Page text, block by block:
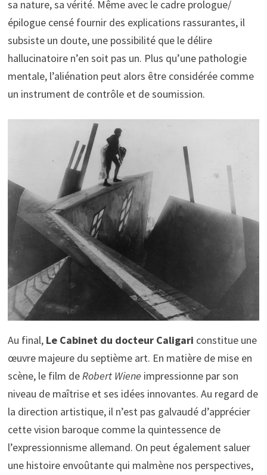
sa nature, sa vérité. Même avec le cadre prologue/
épilogue censé fournir des explications rassurantes, il
subsiste un doute, une possibilité que le délire
hallucinatoire n’en soit pas un. Plus qu’une pathologie
mentale, l’aliénation peut alors être considérée comme
un instrument de contrôle et de soumission.
Au final, Le Cabinet du docteur Caligari constitue une
œuvre majeure du septième art. En matière de mise en
scène, le film deRobert Wiene impressionne par son
niveau de maîtrise et ses idées innovantes. Au regard de
la direction artistique, il n’est pas galvaudé d’apprécier
cette vision baroque comme la quintessence de
l’expressionnisme allemand. On peut également saluer
une histoire envoûtante qui malmène nos perspectives,